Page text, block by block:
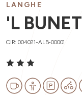
LANGHE
'L BUNET
CIR: 004021-ALB-00001